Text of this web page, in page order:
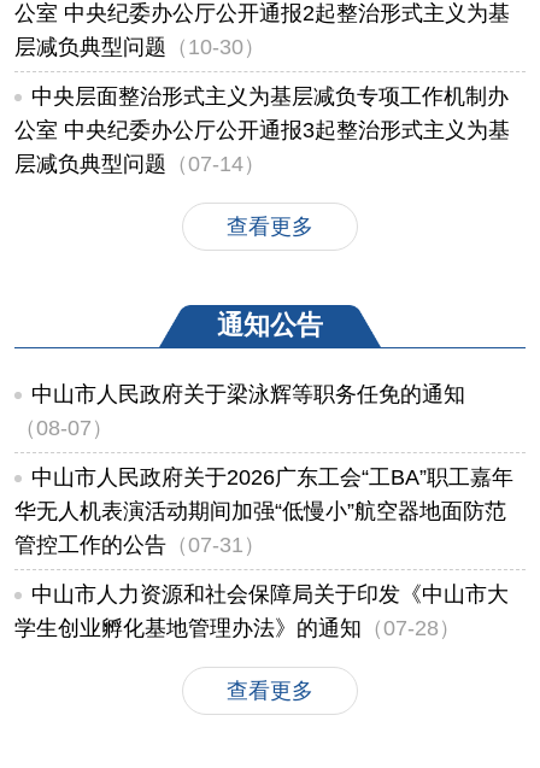
公室 中央纪委办公厅公开通报2起整治形式主义为基
层减负典型问题 （10-30）
中央层面整治形式主义为基层减负专项工作机制办
公室 中央纪委办公厅公开通报3起整治形式主义为基
层减负典型问题 （07-14）
查看更多
通知公告
中山市人民政府关于梁泳辉等职务任免的通知
（08-07）
中山市人民政府关于2026广东工会“工BA”职工嘉年
华无人机表演活动期间加强“低慢小”航空器地面防范
管控工作的公告（07-31）
中山市人力资源和社会保障局关于印发《中山市大
学生创业孵化基地管理办法》的通知 （07-28）
查看更多